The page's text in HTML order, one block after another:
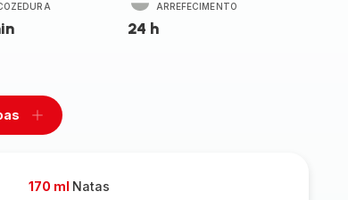
ARREFECIMENTO
24 h
Adicionar
170 ml Natas